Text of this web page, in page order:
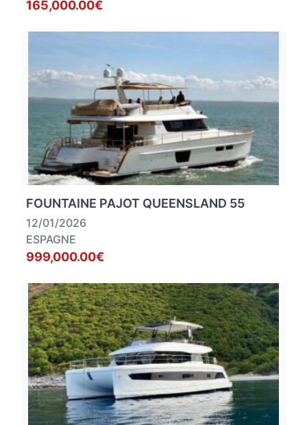
165,000.00€
FOUNTAINE PAJOT QUEENSLAND 55
12/01/2026
ESPAGNE
999,000.00€